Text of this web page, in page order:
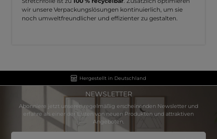
wir unsere Verpackungslösungen kontinuierlich, um sie
noch umweltfreundlicher und effizienter zu gestalten.
Hergestellt in Deutschland
NEWSLETTER
Abonniere jetzt unseren regelmäßig erscheinenden Newsletter und
erfahre als einer der Ersten von neuen Produkten und attraktiven
Angeboten.